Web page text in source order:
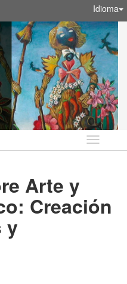
Idioma
Idioma
Arte y
Creación
y